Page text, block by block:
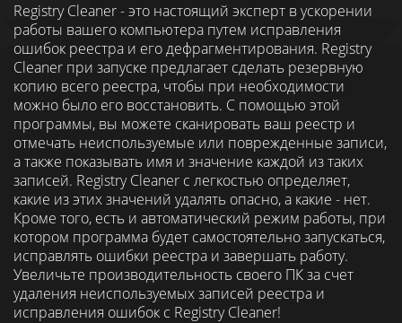
Registry Cleaner - это настоящий эксперт в ускорении
работы вашего компьютера путем исправления
ошибок реестра и его дефрагментирования. Registry
Cleaner при запуске предлагает сделать резервную
копию всего реестра, чтобы при необходимости
можно было его восстановить. С помощью этой
программы, вы можете сканировать ваш реестр и
отмечать неиспользуемые или поврежденные записи,
а также показывать имя и значение каждой из таких
записей. Registry Cleaner с легкостью определяет,
какие из этих значений удалять опасно, а какие - нет.
Кроме того, есть и автоматический режим работы, при
котором программа будет самостоятельно запускаться,
исправлять ошибки реестра и завершать работу.
Увеличьте производительность своего ПК за счет
удаления неиспользуемых записей реестра и
исправления ошибок с Registry Cleaner!